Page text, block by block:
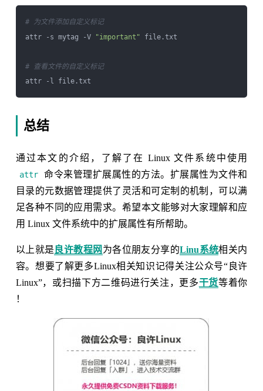
# 为文件添加自定义标记
attr -s mytag -V
"important" file.txt
# 查看文件的自定义标记
总结
通过本文的介绍，了解了在 Linux 文件系统中使用
attr
命令来管理扩展属性的方法。扩展属性为文件和
目录的元数据管理提供了灵活和可定制的机制，可以满
足各种不同的应用需求。希望本文能够对大家理解和应
用 Linux 文件系统中的扩展属性有所帮助。
以上就是 良许教程网 为各位朋友分享的Linu系统相关内
容。想要了解更多Linux相关知识记得关注公众号“良许
Linux”，或扫描下方二维码进行关注，更多干货等着你
！